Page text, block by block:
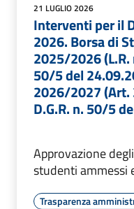
21 LUGLIO 2026
Interventi per il
2026. Borsa di
2025/2026 (L.R.
50/5 del
2026/2027 (Art.
D.G.R. n. 50/5
Approvazione
studenti ammessi
Trasparenza